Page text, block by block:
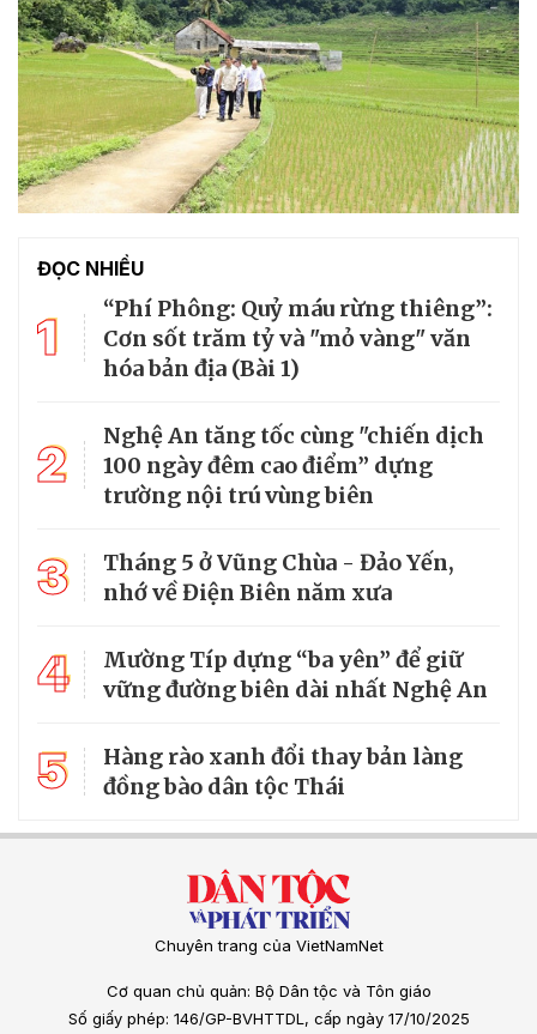
ĐỌC NHIỀU
1
“Phí Phông: Quỷ máu rừng thiêng”:
Cơn sốt trăm tỷ và "mỏ vàng" văn
hóa bản địa (Bài 1)
2
Nghệ An tăng tốc cùng "chiến dịch
100 ngày đêm cao điểm” dựng
trường nội trú vùng biên
3
Tháng 5 ở Vũng Chùa - Đảo Yến,
nhớ về Điện Biên năm xưa
4
Mường Típ dựng “ba yên” để giữ
vững đường biên dài nhất Nghệ An
5
Hàng rào xanh đổi thay bản làng
đồng bào dân tộc Thái
Chuyên trang của VietNamNet
Cơ quan chủ quản: Bộ Dân tộc và Tôn giáo
Số giấy phép: 146/GP-BVHTTDL, cấp ngày 17/10/2025